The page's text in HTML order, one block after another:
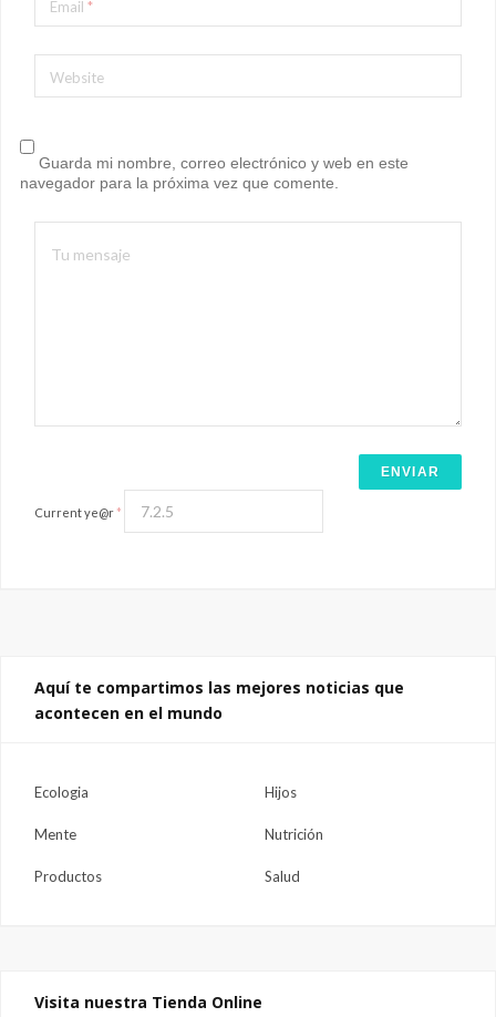
Email *
Website
Guarda mi nombre, correo electrónico y web en este
navegador para la próxima vez que comente.
Current ye@r *
Aquí te compartimos las mejores noticias que
acontecen en el mundo
Ecologia Hijos
Mente Nutrición
Productos Salud
Visita nuestra Tienda Online